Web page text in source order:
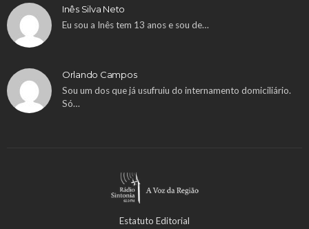
Inês Silva Neto
Eu sou a Inês tem 13 anos e sou de…
Orlando Campos
Sou um dos que já usufruiu do internamento domiciliário.
Só…
Estatuto Editorial